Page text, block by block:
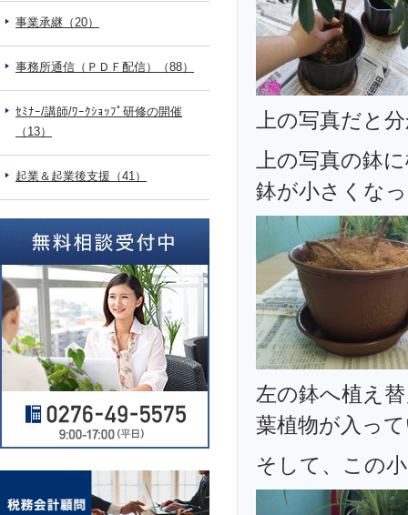
上の写真だと
上の写真の鉢
鉢が小さくな
左の鉢へ植え
葉植物が入っ
そして、この
事業承継（20）
事務所通信（ＰＤＦ配信）（88）
ｾﾐﾅｰ/講師/ﾜｰｸｼｮｯﾌﾟ研修の開催
（13）
起業＆起業後支援（41）